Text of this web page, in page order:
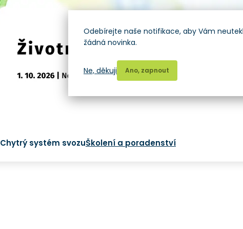
Chytrý systém svozuŠkolení a poradenství
Odebírejte naše notifikace, aby Vám
žádná novinka.
Ano, zapnout
Ne, děkuji